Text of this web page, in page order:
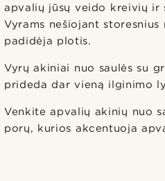
apvalių jūsų veido kreivių ir
Vyrams nešiojant
padidėja plotis.
Vyrų akiniai nuo saulės su
prideda dar vieną ilginimo
Venkite apvalių akinių nuo
porų, kurios akcentuoja